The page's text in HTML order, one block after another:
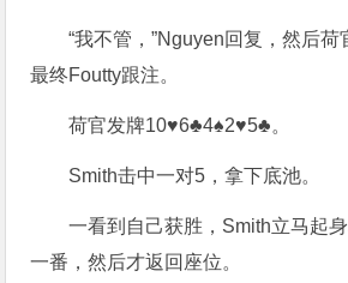
“我不管，”Nguyen回复，然后荷
最终Foutty跟注。
荷官发牌10♥6♣4♠2♥5♣。
Smith击中一对5，拿下底池。
一看到自己获胜，Smith立马起
一番，然后才返回座位。